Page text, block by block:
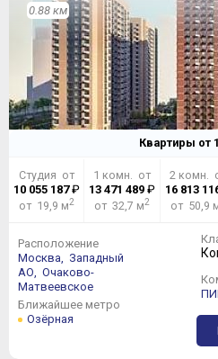
0.88 км
Квартиры от
Студия от
10 055 187₽
от 19,9 м2
1 комн. от
13 471 489 ₽
от 32,7 м2
2 комн.
16 813
от 50,9
Расположение
Москва, Западный
АО, Очаково-
Матвеевское
Ближайшее метро
Озёрная